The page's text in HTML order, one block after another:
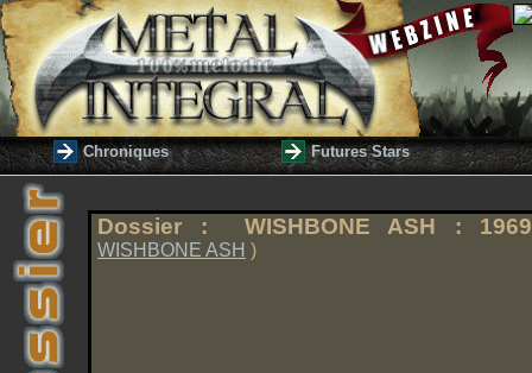
Chroniques Futures Stars
Dossier : WISHBONE ASH :
WISHBONE ASH )